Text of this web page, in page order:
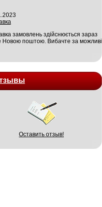
замовлень здійснюється зараз
Новою поштою. Вибачте за можливі
Оставить отзыв!